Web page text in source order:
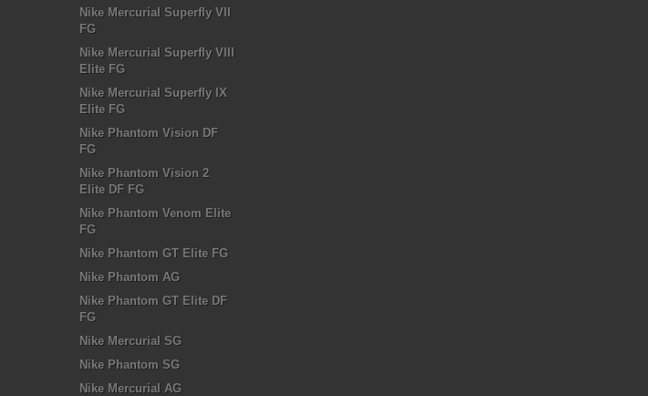
Nike Mercurial Superfly VII
FG
Nike Mercurial Superfly VIII
Elite FG
Nike Mercurial Superfly IX
Elite FG
Nike Phantom Vision DF
FG
Nike Phantom Vision 2
Elite DF FG
Nike Phantom Venom Elite
FG
Nike Phantom GT Elite FG
Nike Phantom AG
Nike Phantom GT Elite DF
FG
Nike Mercurial SG
Nike Phantom SG
Nike Mercurial AG